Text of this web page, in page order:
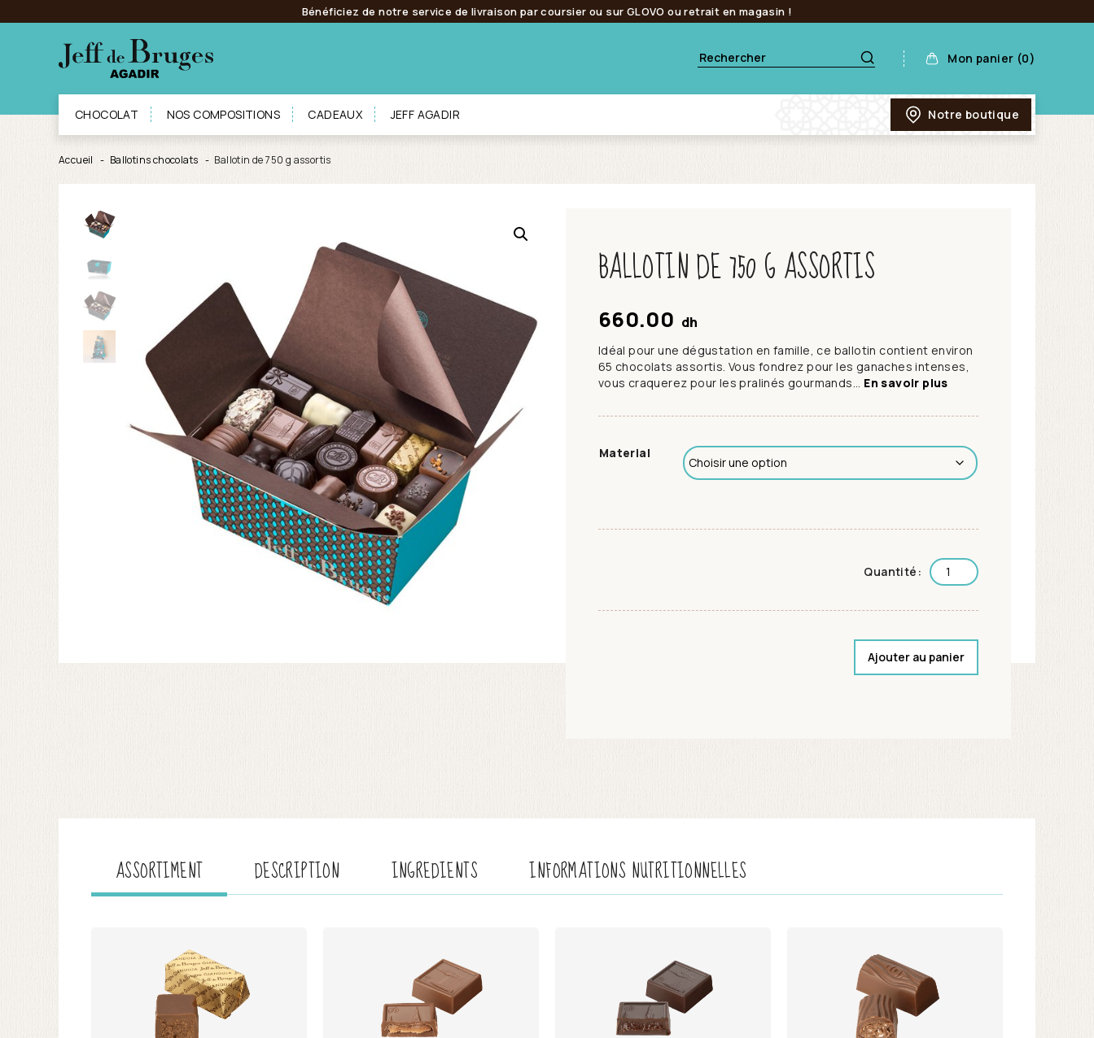
Bénéficiez de notre service de livraison par coursier ou sur GLOVO ou retrait en magasin !
Mon panier (0)
CHOCOLAT NOS COMPOSITIONS CADEAUX JEFF AGADIR Notre boutique
Accueil Ballotins chocolats Ballotin de 750 g assortis
BALLOTIN DE 750 G ASSORTIS
660.00 dh
Idéal pour une dégustation en famille, ce ballotin contient environ
65 chocolats assortis. Vous fondrez pour les ganaches intenses,
vous craquerez pour les pralinés gourmands... En savoir plus
Material
Quantité:
Ajouter au panier
ASSORTIMENT DESCRIPTION INGREDIENTS INFORMATIONS NUTRITIONNELLES